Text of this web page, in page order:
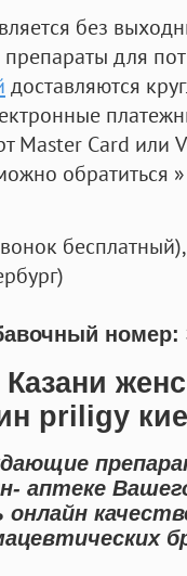
без
для
доставляются
Master Card или
обратиться
бесплатный),
номер:
priligy
аптеке